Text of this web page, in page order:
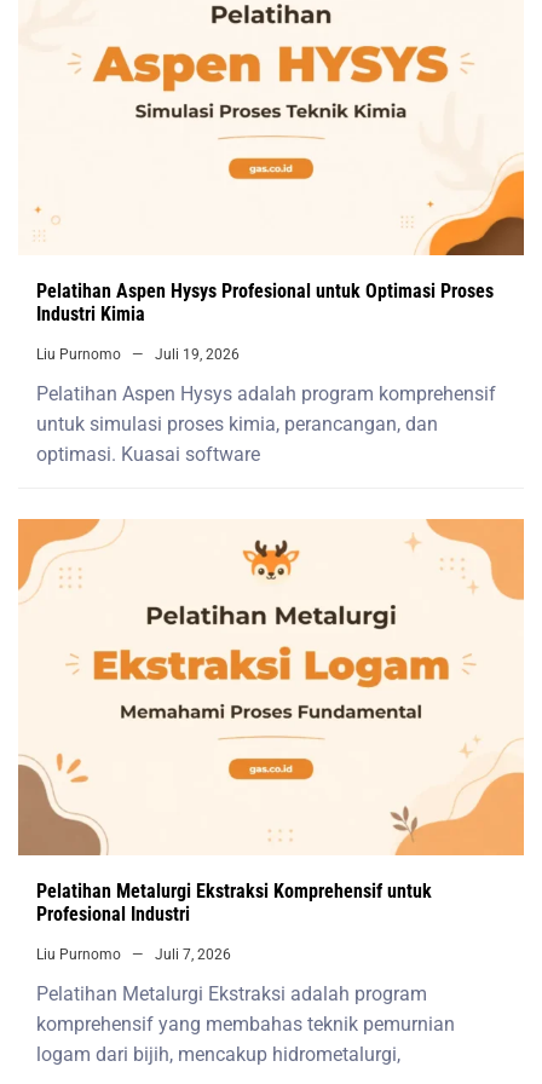
Pelatihan Aspen Hysys Profesional untuk Optimasi Proses
Industri Kimia
Liu Purnomo Juli 19, 2026
Pelatihan Aspen Hysys adalah program komprehensif
untuk simulasi proses kimia, perancangan, dan
optimasi. Kuasai software
Pelatihan Metalurgi Ekstraksi Komprehensif untuk
Profesional Industri
Liu Purnomo Juli 7, 2026
Pelatihan Metalurgi Ekstraksi adalah program
komprehensif yang membahas teknik pemurnian
logam dari bijih, mencakup hidrometalurgi,